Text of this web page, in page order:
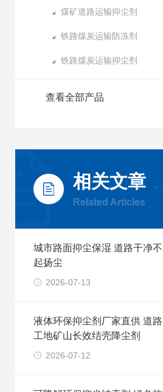
煤矿道路运输抑尘剂
铁路煤炭运输防冻剂
铁路煤炭运输抑尘剂
查看全部产品
相关文章
Related Articles
城市路面抑尘保湿 道路干净不
起扬尘
2026-07-13
液体环保抑尘剂厂家直供 道路
工地矿山长效结壳降尘剂
2026-07-12